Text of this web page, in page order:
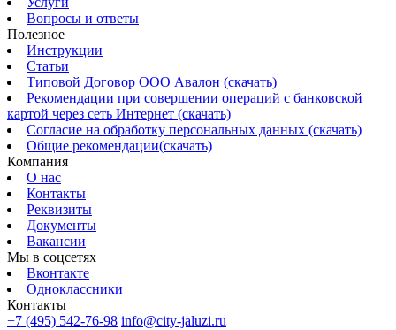
Вопросы и ответы
Полезное
Инструкции
Статьи
Типовой Договор ООО Авалон (скачать)
Рекомендации при совершении операций с банковской
картой через сеть Интернет (скачать)
Согласие на обработку персональных данных (скачать)
Общие рекомендации(скачать)
Компания
О нас
Контакты
Реквизиты
Документы
Вакансии
Мы в соцсетях
Вконтакте
Одноклассники
Контакты
+7 (495) 542-76-98 info@city-jaluzi.ru